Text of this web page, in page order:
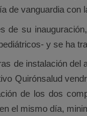
de vanguardia con
de su
y se ha
de instalación
Quirónsalud
de los dos
el mismo día,